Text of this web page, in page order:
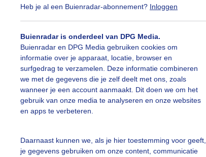
Heb je al een Buienradar-abonnement? Inloggen
Buienradar is onderdeel van DPG Media.
Buienradar en DPG Media gebruiken cookies om
informatie over je apparaat, locatie, browser en
surfgedrag te verzamelen. Deze informatie combineren
we met de gegevens die je zelf deelt met ons, zoals
wanneer je een account aanmaakt. Dit doen we om het
gebruik van onze media te analyseren en onze websites
en apps te verbeteren.
Daarnaast kunnen we, als je hier toestemming voor geeft,
je gegevens gebruiken om onze content, communicatie
Adriaan willigen de Gemaakt: 13-05-2026, 10x bekeken
Klikhierom dit aan te passen